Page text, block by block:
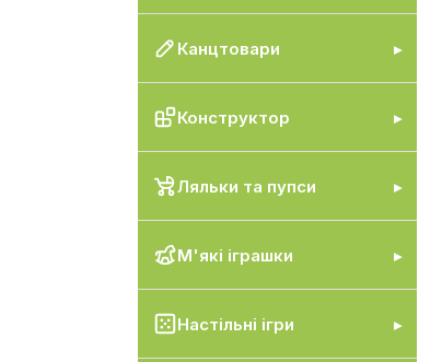
Канцтовари
Конструктор
Ляльки та пупси
М'які іграшки
Настільні ігри